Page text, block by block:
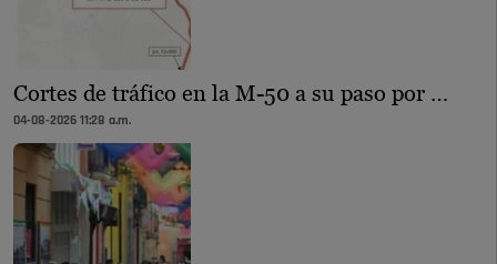
Cortes de tráfico en la M-50 a su paso por …
04-08-2026 11:28 a.m.